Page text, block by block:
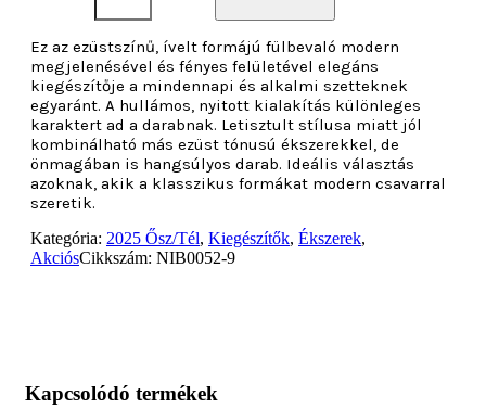
Ez az ezüstszínű, ívelt formájú fülbevaló modern
megjelenésével és fényes felületével elegáns
kiegészítője a mindennapi és alkalmi szetteknek
egyaránt. A hullámos, nyitott kialakítás különleges
karaktert ad a darabnak. Letisztult stílusa miatt jól
kombinálható más ezüst tónusú ékszerekkel, de
önmagában is hangsúlyos darab. Ideális választás
azoknak, akik a klasszikus formákat modern csavarral
szeretik.
Kategória: 2025 Ősz/Tél, Kiegészítők, Ékszerek,
AkciósCikkszám: NIB0052-9
Kapcsolódó termékek